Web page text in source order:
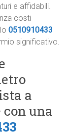
e affidabili.
costi
0510910433
significativo.
a
con una